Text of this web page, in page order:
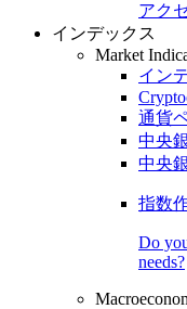
アク
インデックス
Market
イン
通貨
中央
中央
指数
Do
needs?